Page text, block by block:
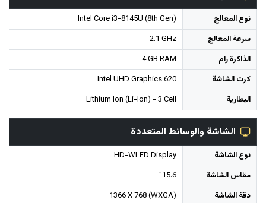
نوع المعالج
Intel Core i3-8145U (8th Gen)
سرعة المعالج
2.1 GHz
الذاكرة رام
4 GB RAM
كرت الشاشة
Intel UHD Graphics 620
البطارية
Lithium Ion (Li-Ion) - 3 Cell
الشاشة والوسائط المتعددة
نوع الشاشة
HD-WLED Display
مقاس الشاشة
15.6"
دقة الشاشة
1366 X 768 (WXGA)